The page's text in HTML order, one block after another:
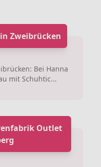
Zweibrücken
Bei Hanna
mit Schuhtic...
Outlet